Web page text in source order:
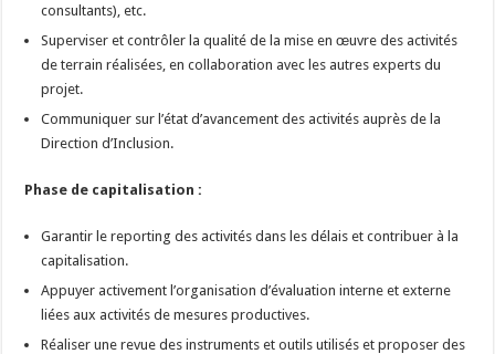
consultants), etc.
Superviser et contrôler la qualité de la mise en œuvre des activités
de terrain réalisées, en collaboration avec les autres experts du
projet.
Communiquer sur l’état d’avancement des activités auprès de la
Direction d’Inclusion.
Phase de capitalisation :
Garantir le reporting des activités dans les délais et contribuer à la
capitalisation.
Appuyer activement l’organisation d’évaluation interne et externe
liées aux activités de mesures productives.
Réaliser une revue des instruments et outils utilisés et proposer des